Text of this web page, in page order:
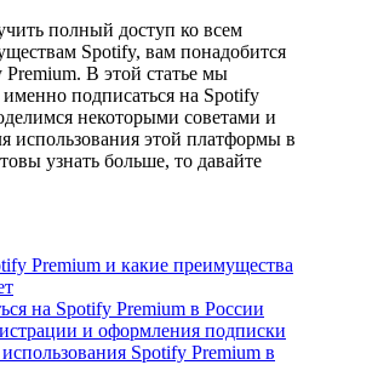
полный доступ ко всем
Spotify, вам понадобится
В этой статье мы
подписаться на Spotify
некоторыми советами и
использования этой платформы в
узнать больше, то давайте
Premium и какие преимущества
на Spotify Premium в России
и оформления подписки
Spotify Premium в